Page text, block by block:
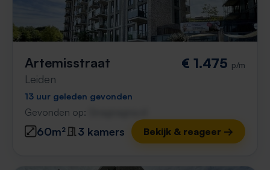
Artemisstraat
Leiden
€ 1.475 p/m
13 uur geleden gevonden
Gevonden op:
60m² 3 kamers Bekijk & reageer →